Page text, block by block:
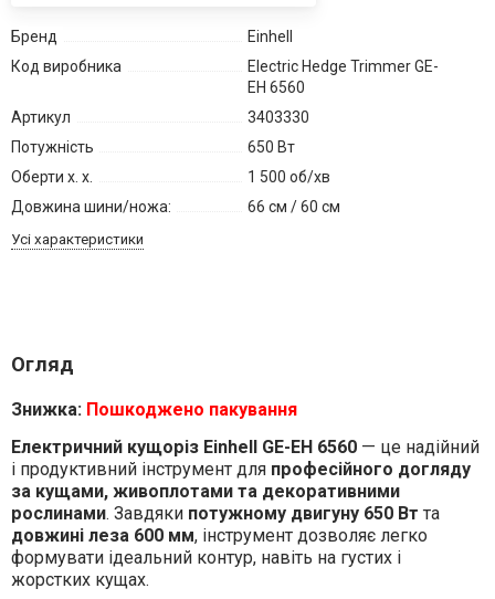
Бренд
Einhell
Код виробника
Electric Hedge Trimmer GE-
EH 6560
Артикул
3403330
Потужність
650 Вт
Оберти х. х.
1 500 об/хв
Довжина шини/ножа:
66 см / 60 см
Усі характеристики
Огляд
Знижка: Пошкоджено пакування
Електричний кущоріз Einhell GE-EH 6560— це надійний
і продуктивний інструмент для професійного догляду
за кущами, живоплотами та декоративними
рослинами. Завдяки потужному двигуну 650 Вт та
довжині леза 600 мм, інструмент дозволяє легко
формувати ідеальний контур, навіть на густих і
жорстких кущах.